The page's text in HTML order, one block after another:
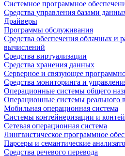
Системное программное
Средства управления базами
Драйверы
Программы обслуживания
Средства обеспечения облачных и
вычислений
Средства виртуализации
Средства хранения данных
Серверное и связующее
Средства мониторинга и
Операционные системы общего
Операционные системы реального
Мобильная операционная система
Системы контейнеризации и
Сетевая операционная система
Лингвистическое программное
Парсеры и семантические
Средства речевого перевода